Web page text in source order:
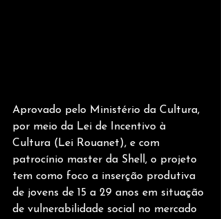
Aprovado pelo Ministério da Cultura,
por meio da Lei de Incentivo à
Cultura (Lei Rouanet), e com
patrocínio master da Shell, o projeto
tem como foco a inserção produtiva
de jovens de 15 a 29 anos em situação
de vulnerabilidade social no mercado